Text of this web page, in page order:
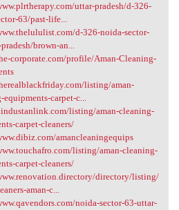
uttar-pradesh/d-326-
63/past-life...
d-326-noida-sector-
brown-an...
corporate.com/profile/Aman-Cleaning-
listing/aman-
equipments-carpet-c...
listing/aman-cleaning-
carpet-cleaners/
amancleaningequips
listing/aman-cleaning-
carpet-cleaners/
directory/listing/
aman-c...
noida-sector-63-uttar-